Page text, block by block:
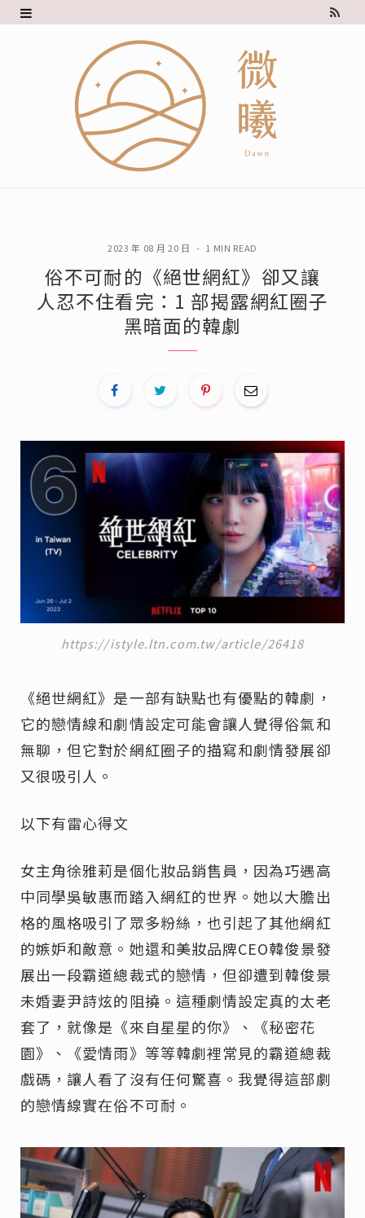
R
2023 年 08 月 20 日 1 MIN READ
俗不可耐的《絕世網紅》卻又讓
人忍不住看完：1 部揭露網紅圈子
黑暗面的韓劇
https://istyle.ltn.com.tw/article/26418
《絕世網紅》是一部有缺點也有優點的韓劇，
它的戀情線和劇情設定可能會讓人覺得俗氣和
無聊，但它對於網紅圈子的描寫和劇情發展卻
又很吸引人。
以下有雷心得文
女主角徐雅莉是個化妝品銷售員，因為巧遇高
中同學吳敏惠而踏入網紅的世界。她以大膽出
格的風格吸引了眾多粉絲，也引起了其他網紅
的嫉妒和敵意。她還和美妝品牌CEO韓俊景發
展出一段霸道總裁式的戀情，但卻遭到韓俊景
未婚妻尹詩炫的阻撓。這種劇情設定真的太老
套了，就像是《來自星星的你》、《秘密花
園》、《愛情雨》等等韓劇裡常見的霸道總裁
戲碼，讓人看了沒有任何驚喜。我覺得這部劇
的戀情線實在俗不可耐。